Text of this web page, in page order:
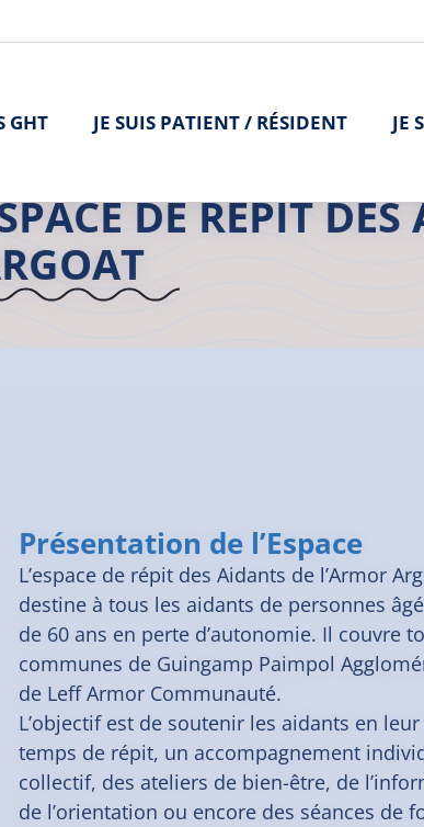
GHT JE SUIS PATIENT / RÉSIDENT JE
Accueil GHT> L'offre de soins> Espace de répit des
DE RÉPIT
Présentation de l’Espace
L’espace de répit des Aidants de l’Armor
destine à tous les aidants de personnes
de 60 ans en perte d’autonomie. Il couvre
communes de Guingamp Paimpol
de Leff Armor Communauté.
L’objectif est de soutenir les aidants en
temps de répit, un accompagnement
collectif, des ateliers de bien-être, de
de l’orientation ou encore des séances de